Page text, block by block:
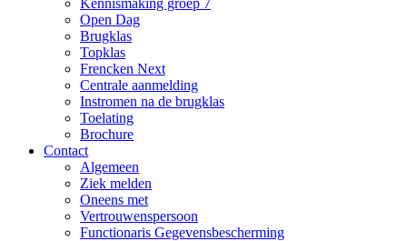
Kennismaking groep 7
Open Dag
Brugklas
Topklas
Frencken Next
Centrale aanmelding
Instromen na de brugklas
Toelating
Brochure
Contact
Algemeen
Ziek melden
Oneens met
Vertrouwenspersoon
Functionaris Gegevensbescherming